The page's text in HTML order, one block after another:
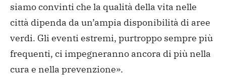
siamo convinti che la qualità della vita nelle
città dipenda da un’ampia disponibilità di aree
verdi. Gli eventi estremi, purtroppo sempre più
frequenti, ci impegneranno ancora di più nella
cura e nella prevenzione».